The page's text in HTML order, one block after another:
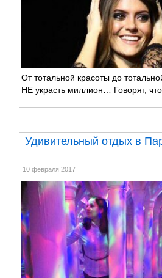
От тотальной красоты до
НЕ украсть миллион… Говорят, что
Удивительный отдых в
10 февраля 2017